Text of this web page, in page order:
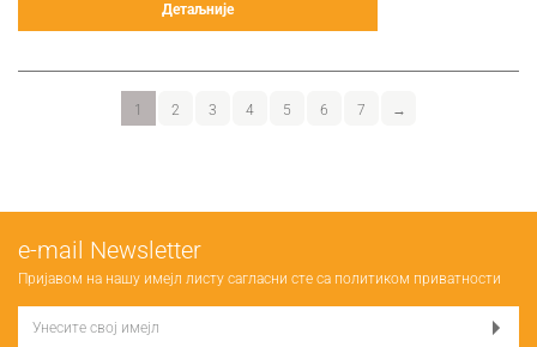
Детаљније
1 2 3 4 5 6 7 →
е-mail Newsletter
Пријавом на нашу имејл листу сагласни сте са политиком приватности